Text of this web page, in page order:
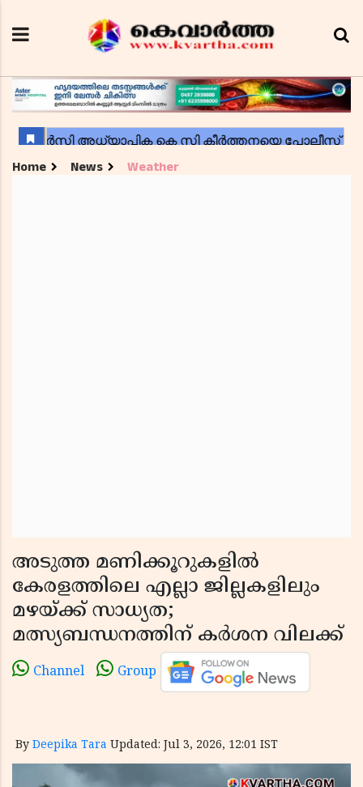
Home News Weather
അടുത്ത മണിക്കൂറുകളിൽ
കേരളത്തിലെ എല്ലാ ജില്ലകളിലും
മഴയ്ക്ക് സാധ്യത;
മത്സ്യബന്ധനത്തിന് കർശന വിലക്ക്
Channel Group
By Deepika Tara Updated: Jul 3, 2026, 12:01 IST